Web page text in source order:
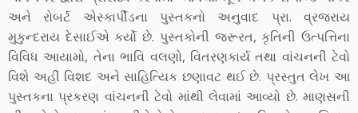
અને રોબર્ટ એસ્કાર્પીડના પુસ્તકનો અનુવાદ પ્રા. વ્રજરાય
મુકુન્દરાય દેસાઈએ કર્યો છે. પુસ્તકોની જરૂરત, કૃતિની ઉત્પત્તિના
વિવિધ આયામો, તેના ભાવિ વલણો, વિતરણકાર્ય તથા વાંચનની ટેવો
વિશે અહીં વિશદ અને સાહિત્યિક છણાવટ થઈ છે. પ્રસ્તુત લેખ આ
પુસ્તકના પ્રકરણ વાંચનની ટેવો માંથી લેવામાં આવ્યો છે. માણસની